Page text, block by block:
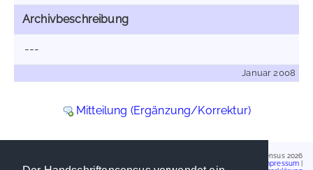
Archivbeschreibung
---
Januar 2008
Mitteilung (Ergänzung/Korrektur)
Handschriftencensus 2026
Impressum